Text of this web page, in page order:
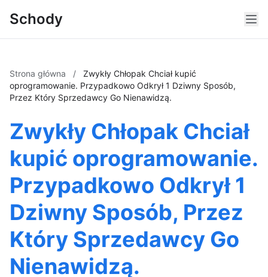
Schody
Strona główna /
Zwykły Chłopak Chciał kupić
oprogramowanie. Przypadkowo Odkrył 1 Dziwny Sposób,
Przez Który Sprzedawcy Go Nienawidzą.
Zwykły Chłopak Chciał
kupić oprogramowanie.
Przypadkowo Odkrył 1
Dziwny Sposób, Przez
Który Sprzedawcy Go
Nienawidzą.